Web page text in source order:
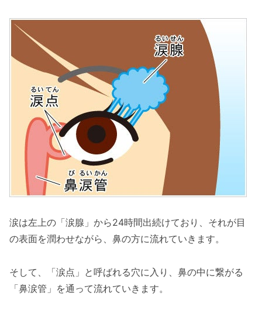
涙は左上の「涙腺」から24時間出続けており、それが目
の表面を潤わせながら、鼻の方に流れていきます。
そして、「涙点」と呼ばれる穴に入り、鼻の中に繋がる
「鼻涙管」を通って流れていきます。